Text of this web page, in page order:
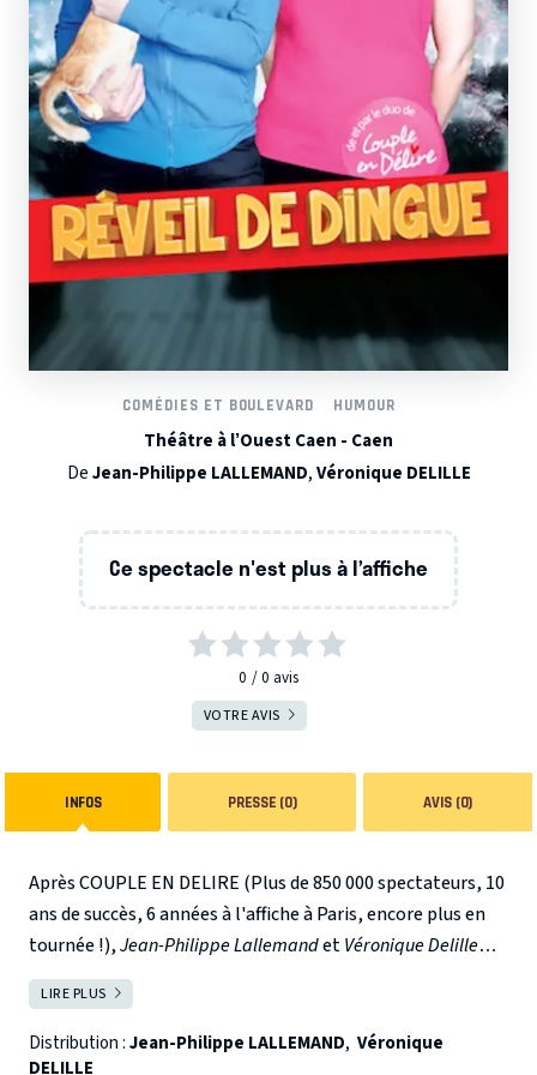
COMÉDIES ET BOULEVARD HUMOUR
Théâtre à l’Ouest Caen - Caen
DeJean-Philippe LALLEMAND,Véronique DELILLE
Ce spectacle n'est plus à l’affiche
0 0 avis
VOTRE AVIS
INFOS PRESSE (0) AVIS (0)
Après COUPLE EN DELIRE (Plus de 850 000 spectateurs, 10
ans de succès, 6 années à l'affiche à Paris, encore plus en
tournée !),Jean-Philippe LallemandetVéronique Delille
signent leurs nouvelles aventures dans REVEIL DE DINGUE
!!
--
LIRE PLUS
Distribution :Jean-Philippe LALLEMAND, Véronique
DELILLE